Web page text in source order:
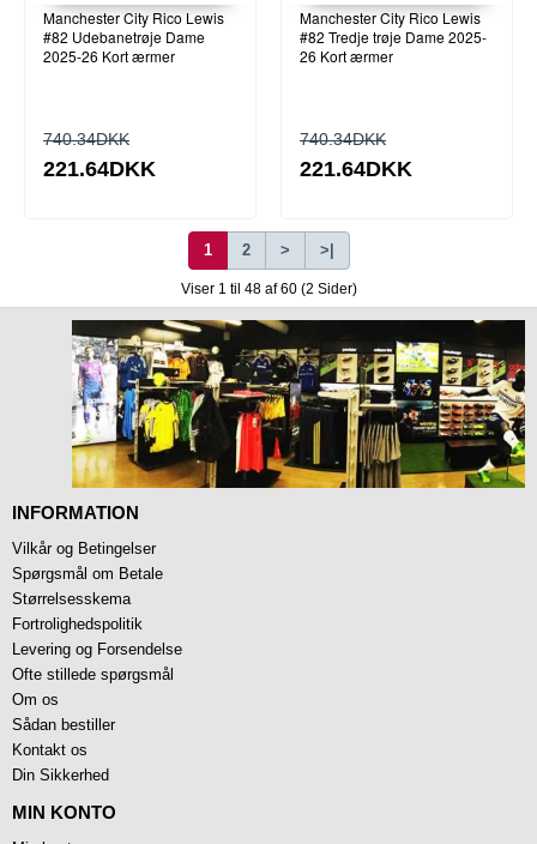
Manchester City Rico Lewis
#82 Udebanetrøje Dame
2025-26 Kort ærmer
740.34DKK
221.64DKK
Manchester City Rico Lewis
#82 Tredje trøje Dame 2025-
26 Kort ærmer
740.34DKK
221.64DKK
1 2 > >|
Viser 1 til 48 af 60 (2 Sider)
INFORMATION
Vilkår og Betingelser
Spørgsmål om Betale
Størrelsesskema
Fortrolighedspolitik
Levering og Forsendelse
Ofte stillede spørgsmål
Om os
Sådan bestiller
Kontakt os
Din Sikkerhed
MIN KONTO